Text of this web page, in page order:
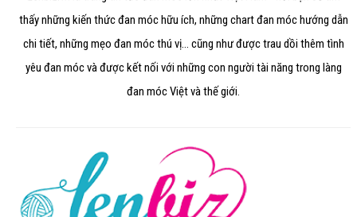
thấy những kiến thức đan móc hữu ích, những chart đan móc hướng dẫn
chi tiết, những mẹo đan móc thú vị... cũng như được trau dồi thêm tình
yêu đan móc và được kết nối với những con người tài năng trong làng
đan móc Việt và thế giới.